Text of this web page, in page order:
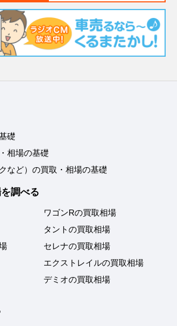
礎
相場の基礎
など）の買取・相場の基礎
調べる
ワゴンRの買取相場
タントの買取相場
セレナの買取相場
エクストレイルの買取相場
デミオの買取相場